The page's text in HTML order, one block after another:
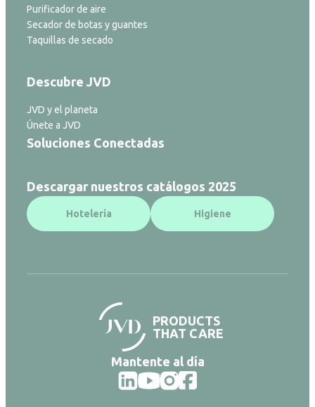
Purificador de aire
Secador de botas y guantes
Taquillas de secado
Descubre JVD
JVD y el planeta
Únete a JVD
Soluciones Conectadas
Descargar nuestros catálogos 2025
Hotelería Higiene
PRODUCTS
THAT CARE
Mantente al día